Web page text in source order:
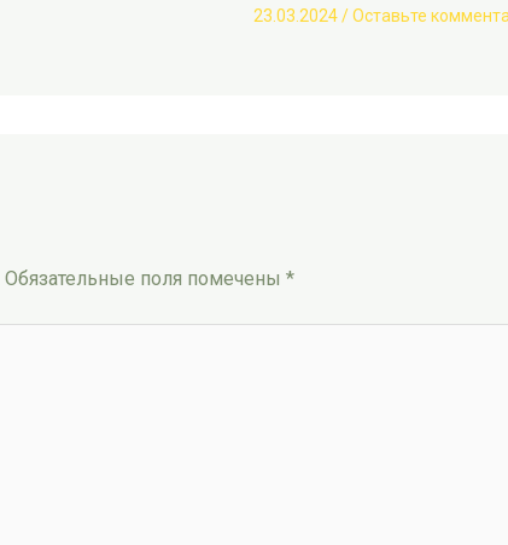
23.03.2024/Оставьте
Обязательные поля помечены *